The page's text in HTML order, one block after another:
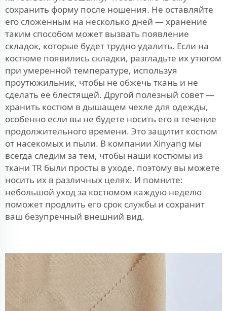
сохранить форму после ношения. Не оставляйте
его сложенным на несколько дней — хранение
таким способом может вызвать появление
складок, которые будет трудно удалить. Если на
костюме появились складки, разгладьте их утюгом
при умеренной температуре, используя
проутюжильник, чтобы не обжечь ткань и не
сделать её блестящей. Другой полезный совет —
хранить костюм в дышащем чехле для одежды,
особенно если вы не будете носить его в течение
продолжительного времени. Это защитит костюм
от насекомых и пыли. В компании Xinyang мы
всегда следим за тем, чтобы наши костюмы из
ткани TR были просты в уходе, поэтому вы можете
носить их в различных целях. И помните:
небольшой уход за костюмом каждую неделю
поможет продлить его срок службы и сохранит
ваш безупречный внешний вид.